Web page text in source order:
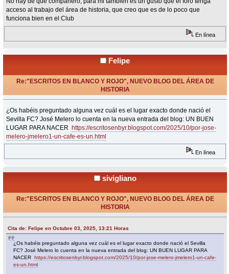
acceso al trabajo del área de historia, que creo que es de lo poco que
funciona bien en el Club
En línea
Felipe
Re:"ESCRITOS EN BLANCO Y ROJO", NUEVO BLOG DEL ÁREA DE
HISTORIA
¿Os habéis preguntado alguna vez cuál es el lugar exacto donde nació el
Sevilla FC? José Melero lo cuenta en la nueva entrada del blog: UN BUEN
LUGAR PARA NACERhttps://escritosenbyr.blogspot.com/2025/10/por-jose-
melero-jmelero1-un-cafe-es-un.html
En línea
sivigliano
Re:"ESCRITOS EN BLANCO Y ROJO", NUEVO BLOG DEL ÁREA DE
HISTORIA
Cita de: Felipe en Octubre 03, 2025, 13:21 Horas
¿Os habéis preguntado alguna vez cuál es el lugar exacto donde nació el Sevilla
FC? José Melero lo cuenta en la nueva entrada del blog: UN BUEN LUGAR PARA
NACERhttps://escritosenbyr.blogspot.com/2025/10/por-jose-melero-jmelero1-un-cafe-
es-un.html